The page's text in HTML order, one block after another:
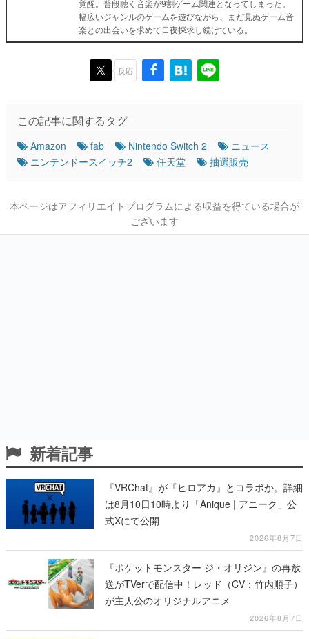
覚醒。普段聴く音楽が9割ゲーム関連となってしまった。
幅広いジャンルのゲームを遊びながら、まだ見ぬゲーム音
楽との出会いを求めて日夜探求し続けている。
反応
この記事に関するタグ
Amazon fab Nintendo Switch 2
ニュース
ニンテンドースイッチ2
任天堂 抽選販売
本ページはアフィリエイトプログラムによる収益を得ている場合が
ございます
新着記事
『VRChat』が『ヒロアカ』とコラボか。詳細
は8月10日10時より「Anique | アニーク」公
式Xにて公開
2026年8月7日
『ポケットモンスター ジ・オリジン』の再放
送がTVerで配信中！レッド（CV：竹内順子）
が主人公のオリジナルアニメ
2026年8月7日